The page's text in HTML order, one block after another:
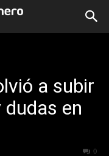
a subir
en
0